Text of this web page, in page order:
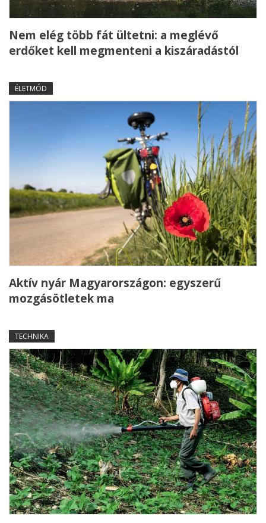
Nem elég több fát ültetni: a meglévő
erdőket kell megmenteni a kiszáradástól
ÉLETMÓD
Aktív nyár Magyarországon: egyszerű
mozgásötletek ma
TECHNIKA